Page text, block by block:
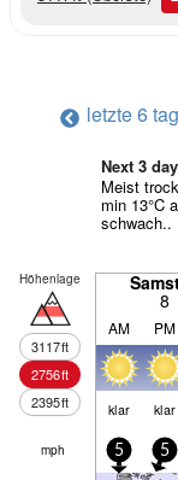
letzte 6
Next 3
Meist
min 13°C
schwach..
Höhenlage
3117ft
2756ft
2395ft
8
AM PM
klar klar
mph 5 5